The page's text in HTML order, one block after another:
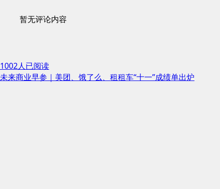
暂无评论内容
1002人已阅读
未来商业早参｜美团、饿了么、租租车“十一”成绩单出炉